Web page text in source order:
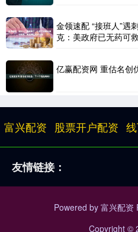
金领速配 “接班人”遇
克：美政府已无药可救
亿赢配资网 重估名创
富兴配资 股票开户配资
友情链接：
Powered by 富兴配资
Copyright ©